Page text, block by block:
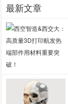
最新文章